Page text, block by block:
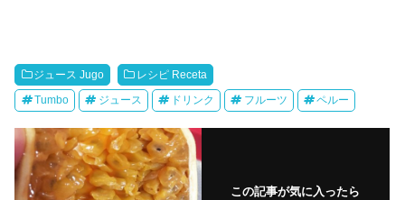
ジュース Jugo レシピ Receta
Tumbo ジュース ドリンク フルーツ ペルー
この記事が気に入ったら